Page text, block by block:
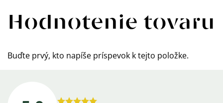
Hodnotenie tovaru
Buďte prvý, kto napíše príspevok k tejto položke.